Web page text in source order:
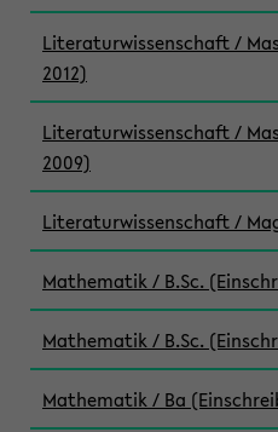
Literaturwissenschaft /
2012)
Literaturwissenschaft /
2009)
Literaturwissenschaft /
Mathematik / B.Sc.
Mathematik / B.Sc.
Mathematik / Ba